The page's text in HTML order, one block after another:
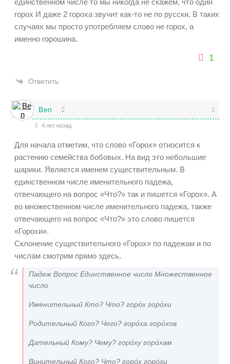
горох И даже 2 гороха звучит как-то не по русски. В таких
случаях мы просто употребляем слово не горох, а
именно горошина.
1
Ответить
Ben
4 лет назад
Для начала отметим, что слово «Горох» относится к
растению семейства бобовых. На вид это небольшие
шарики. Является именем существительным. В
единственном числе именительного падежа,
отвечающего на вопрос «Что?» так и пишется «Горох». А
во множественном числе именительного падежа, также
отвечающего на вопрос «Что?» это слово пишется
«Горохи».
Склонение существительного «Горох» по падежам и по
числам смотрим прямо здесь.
Падеж Вопрос Единственное число Множественное
число
Именительный Кто? Что? горо́х горо́хи
Родительный Кого? Чего? горо́ха горо́хов
Дательный Кому? Чему? горо́ху горо́хам
Винительный Кого? Что? горо́х горо́хи